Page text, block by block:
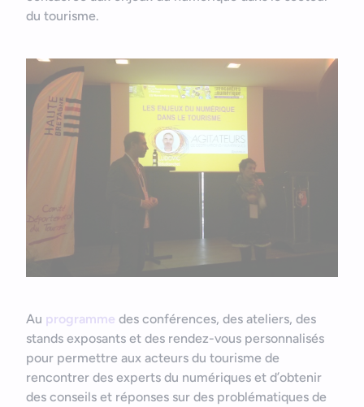
du tourisme.
Au programme des conférences, des ateliers, des
stands exposants et des rendez-vous personnalisés
pour permettre aux acteurs du tourisme de
rencontrer des experts du numériques et d’obtenir
des conseils et réponses sur des problématiques de
Bonjour, je suis Zel, votre assistant. Comment puis-je vous
aider ?